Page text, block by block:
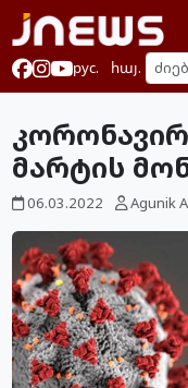
рус. հայ.
მარტის
06.03.2022 Agunik